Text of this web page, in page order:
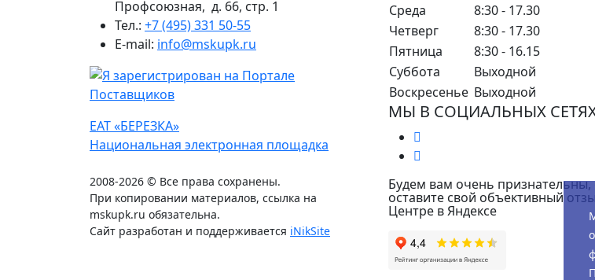
Профсоюзная, д. 66, стр. 1
Тел.: +7 (495) 331 50-55
E-mail: info@mskupk.ru
ЕАТ «БЕРЕЗКА»
Национальная электронная площадка
2008-2026 © Все права сохранены.
При копировании материалов, ссылка на
mskupk.ru обязательна.
Сайт разработан и поддерживается iNikSite
Среда
8:30 - 17.30
Четверг
8:30 - 17.30
Пятница
8:30 - 16.15
Суббота
Выходной
Воскресенье Выходной
МЫ В СОЦИАЛЬНЫХ
Будем вам очень признательны,
оставите свой объективный
Центре в Яндексе